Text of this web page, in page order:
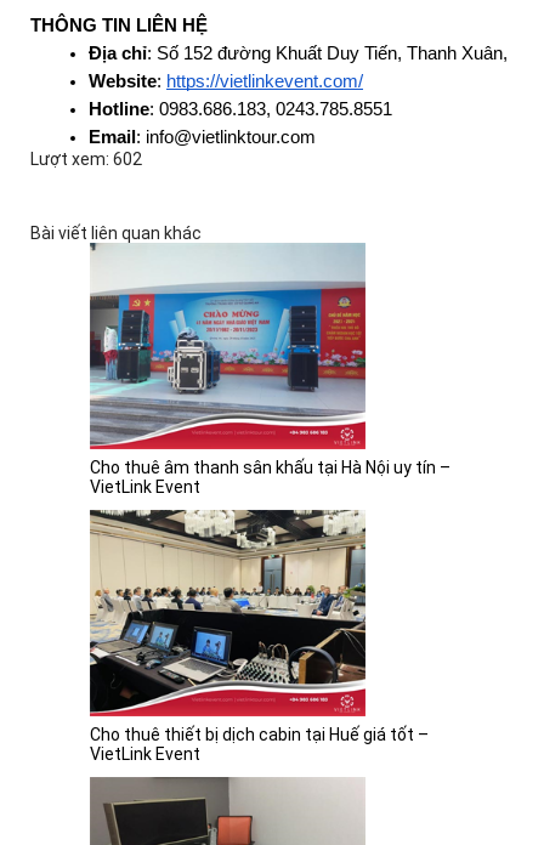
THÔNG TIN LIÊN HỆ
Địa chỉ: Số 152 đường Khuất Duy Tiến, Thanh Xuân, Hà
Website: https://vietlinkevent.com/
Hotline: 0983.686.183, 0243.785.8551
Email : info@vietlinktour.com
Lượt xem: 602
Bài viết liên quan khác
Cho thuê âm thanh sân khấu tại Hà Nội uy tín –
VietLink Event
Cho thuê thiết bị dịch cabin tại Huế giá tốt –
VietLink Event